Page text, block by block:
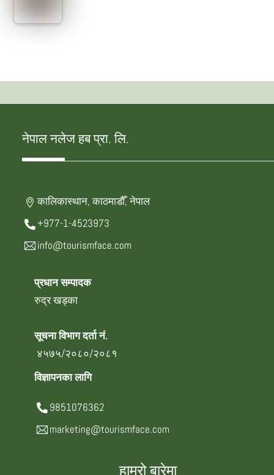
नेपाल नलेज हब प्रा. लि.
कालिकास्थान, काठमाडौँ, नेपाल
+977-1-4523973
info@tourismface.com
प्रधान सम्पादक
रुद्र खड्का
सूचना विभाग दर्ता नं.
४५७५/२०८०/२०८१
विज्ञापनका लागि
9851076362
marketing@tourismface.com
हाम्रो बारेमा